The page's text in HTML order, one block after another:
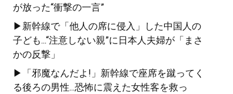
が放った“衝撃の一言”
▶新幹線で「他人の席に侵入」した中国人の
子ども...“注意しない親”に日本人夫婦が「まさ
かの反撃」
▶「邪魔なんだよ!」新幹線で座席を蹴ってく
る後ろの男性...恐怖に震えた女性客を救っ